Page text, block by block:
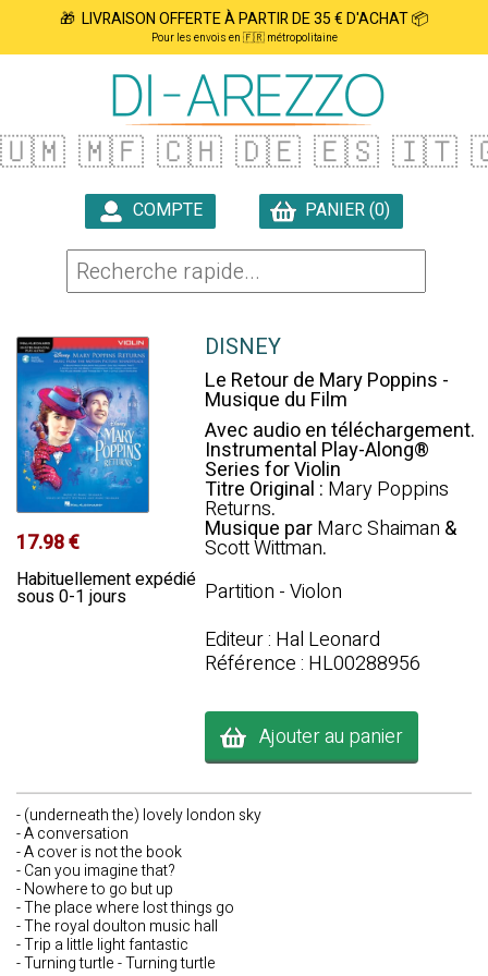
🎁 LIVRAISON OFFERTE À PARTIR DE 35 € D'ACHAT 📦
Pour les envois en 🇫🇷 métropolitaine
🇺🇲 🇲🇫 🇨🇭 🇩🇪 🇪🇸 🇮🇹
COMPTE
PANIER (0)
17.98 €
Habituellement expédié
sous 0-1 jours
DISNEY
Le Retour de Mary Poppins -
Musique du Film
Avec audio en téléchargement.
Instrumental Play-Along®
Series for Violin
Titre Original : Mary Poppins
Returns.
Musique parMarc Shaiman &
Scott Wittman.
Partition - Violon
Editeur : Hal Leonard
Référence : HL00288956
Ajouter au panier
- (underneath the) lovely london sky
- A conversation
- A cover is not the book
- Can you imagine that?
- Nowhere to go but up
- The place where lost things go
- The royal doulton music hall
- Trip a little light fantastic
- Turning turtle - Turning turtle